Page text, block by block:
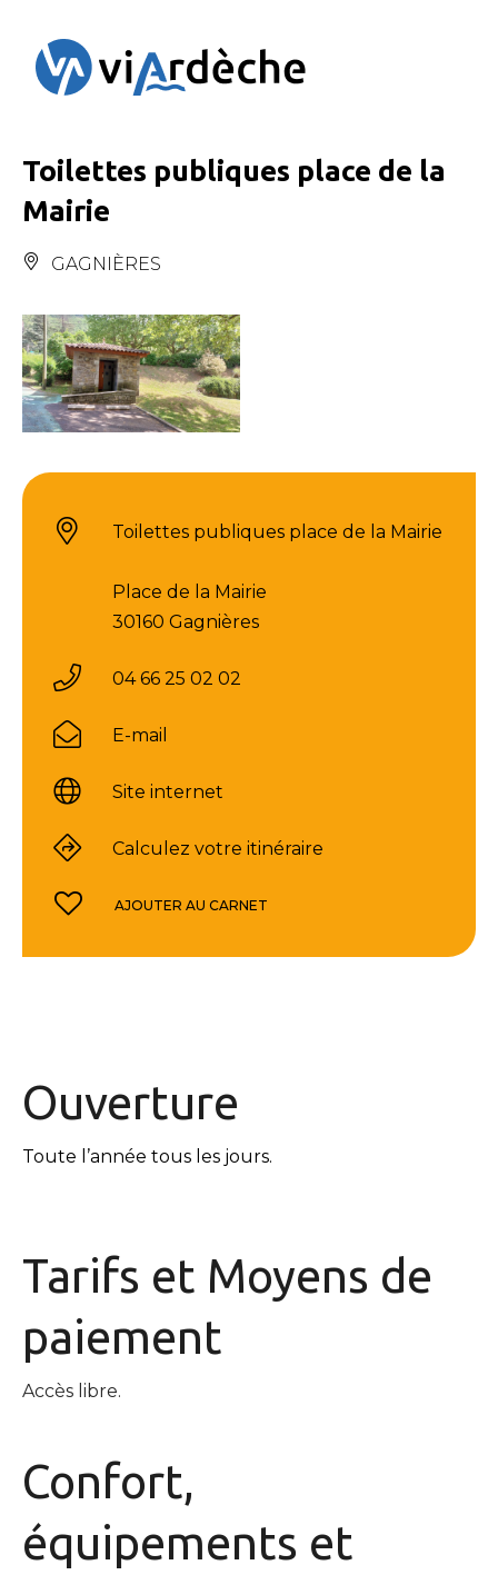
Toilettes publiques place de la
Mairie
GAGNIÈRES
Ouverture
Toute l’année tous les jours.
Tarifs et Moyens de
paiement
Accès libre.
Confort,
équipements et
Toilettes publiques place de la Mairie
Place de la Mairie
30160 Gagnières
04 66 25 02 02
E-mail
Site internet
Calculez votre itinéraire
AJOUTER AU CARNET